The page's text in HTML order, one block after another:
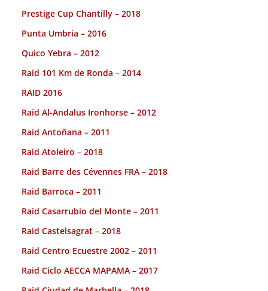
Prestige Cup Chantilly – 2018
Punta Umbria – 2016
Quico Yebra – 2012
Raid 101 Km de Ronda – 2014
RAID 2016
Raid Al-Andalus Ironhorse – 2012
Raid Antoñana – 2011
Raid Atoleiro – 2018
Raid Barre des Cévennes FRA – 2018
Raid Barroca – 2011
Raid Casarrubio del Monte – 2011
Raid Castelsagrat – 2018
Raid Centro Ecuestre 2002 – 2011
Raid Ciclo AECCA MAPAMA – 2017